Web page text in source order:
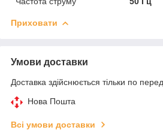
Приховати
Умови доставки
Доставка здійснюється тільки по
Нова Пошта
Всі умови доставки